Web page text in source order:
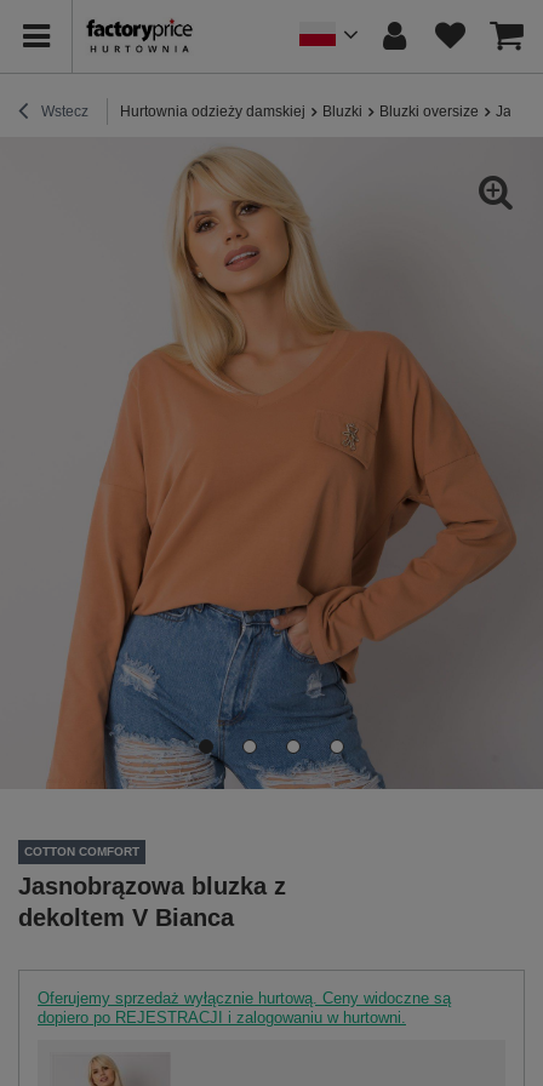
Wstecz Hurtownia odzieży damskiej Bluzki Bluzki oversize
COTTON COMFORT
Jasnobrązowa bluzka z
dekoltem V Bianca
Oferujemy sprzedaż wyłącznie hurtową. Ceny widoczne są
dopiero po REJESTRACJI i zalogowaniu w hurtowni.